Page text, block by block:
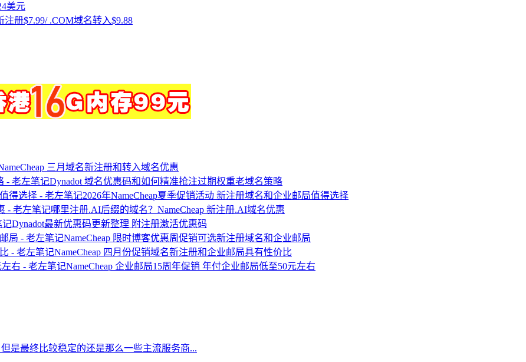
美元
册$7.99/ .COM域名转入$9.88
三月域名新注册和转入域名优惠
Dynadot 域名优惠码和如何精准抢注过期权重老域名策略
2026年NameCheap夏季促销活动 新注册域名和企业邮局值得选择
哪里注册.AI后缀的域名？NameCheap 新注册.AI域名优惠
Dynadot最新优惠码更新整理 附注册激活优惠码
NameCheap 限时博客优惠周促销可选新注册域名和企业邮局
NameCheap 四月份促销域名新注册和企业邮局具有性价比
NameCheap 企业邮局15周年促销 年付企业邮局低至50元左右
是最终比较稳定的还是那么一些主流服务商...